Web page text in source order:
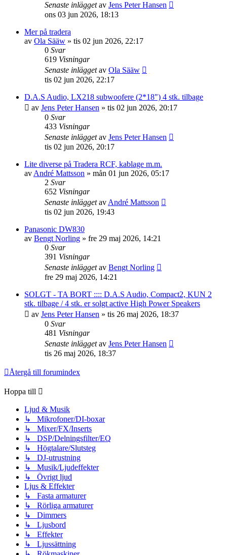
Senaste inläggetav Jens Peter Hansen
ons 03 jun 2026, 18:13
Mer på tradera
av Ola Sääw » tis 02 jun 2026, 22:17
0 Svar
619 Visningar
Senaste inläggetav Ola Sääw
tis 02 jun 2026, 22:17
D.A.S Audio, LX218 subwoofere (2*18") 4 stk. tilbage
av Jens Peter Hansen » tis 02 jun 2026, 20:17
0 Svar
433 Visningar
Senaste inläggetav Jens Peter Hansen
tis 02 jun 2026, 20:17
Lite diverse på Tradera RCF, kablage m.m.
avAndré Mattsson » mån 01 jun 2026, 05:17
2 Svar
652 Visningar
Senaste inläggetavAndré Mattsson
tis 02 jun 2026, 19:43
Panasonic DW830
av Bengt Norling » fre 29 maj 2026, 14:21
0 Svar
391 Visningar
Senaste inläggetav Bengt Norling
fre 29 maj 2026, 14:21
SOLGT - TA BORT :::: D.A.S Audio, Compact2, KUN 2
stk. tilbage / 4 stk. er solgt active High Power Speakers
av Jens Peter Hansen » tis 26 maj 2026, 18:37
0 Svar
481 Visningar
Senaste inläggetav Jens Peter Hansen
tis 26 maj 2026, 18:37
Återgå till forumindex
Hoppa till
Ljud & Musik
↳ Mikrofoner/DI-boxar
↳ Mixer/FX/Inserts
↳ DSP/Delningsfilter/EQ
↳ Högtalare/Slutsteg
↳ DJ-utrustning
↳ Musik/Ljudeffekter
↳ Övrigt ljud
Ljus & Effekter
↳ Fasta armaturer
↳ Rörliga armaturer
↳ Dimmers
↳ Ljusbord
↳ Effekter
↳ Ljussättning